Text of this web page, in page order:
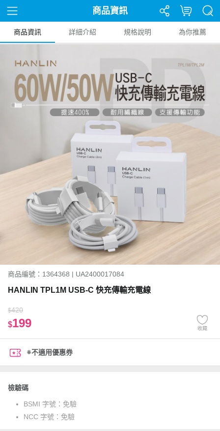
商品資訊
商品資訊 詳細介紹 規格說明 為你推薦
商品編號：1364368 | UA2400017084
HANLIN TPL1M USB-C 快充傳輸充電線
$420
$199 收藏
※不適用優惠券
檢驗碼
BSMI 字號： 免驗
NCC 字號： 免驗